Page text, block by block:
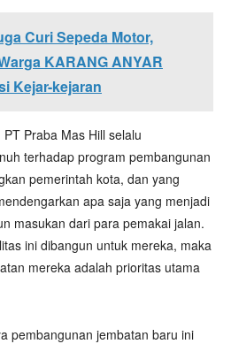
Curi Sepeda Motor,
KARANG ANYAR
Kejar-kejaran
Praba Mas Hill selalu
terhadap program pembangunan
pemerintah kota, dan yang
apa saja yang menjadi
masukan dari para pemakai jalan.
ini dibangun untuk mereka, maka
mereka adalah prioritas utama
pembangunan jembatan baru ini